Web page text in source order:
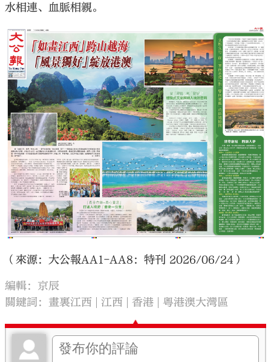
水相連、血脈相親。
（來源：大公報AA1-AA8：特刊 2026/06/24）
編輯：京辰
關鍵詞： 畫裏江西 江西 香港 粵港澳大灣區